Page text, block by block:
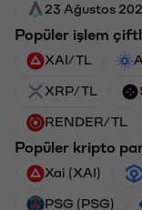
23 Ağustos
Popüler işlem
XAI/TL
XRP/TL
RENDER/TL
Popüler kripto
Xai (XAI)
PSG (PSG)